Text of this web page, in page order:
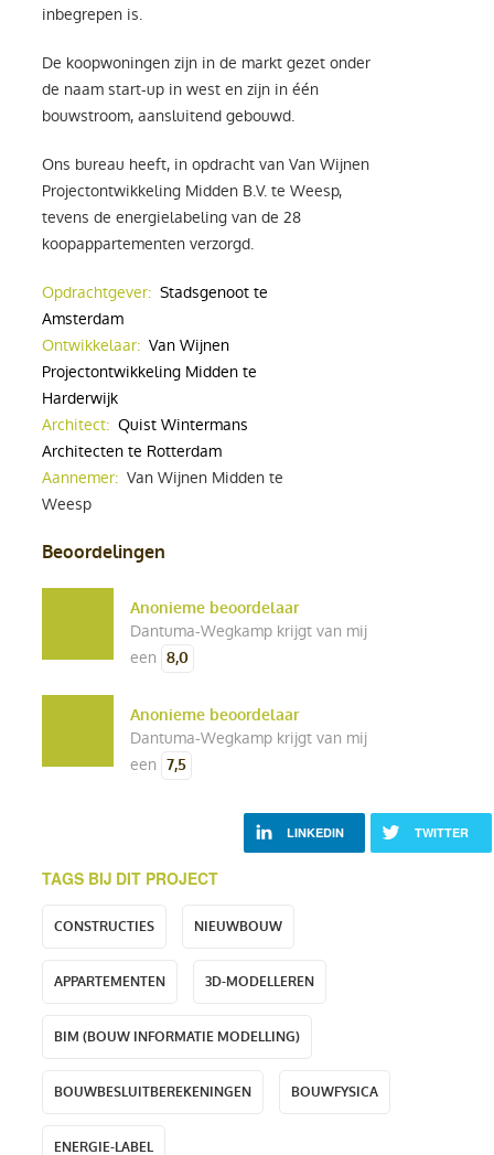
inbegrepen is.
De koopwoningen zijn in de markt gezet onder
de naam start-up in west en zijn in één
bouwstroom, aansluitend gebouwd.
Ons bureau heeft, in opdracht van Van Wijnen
Projectontwikkeling Midden B.V. te Weesp,
tevens de energielabeling van de 28
koopappartementen verzorgd.
Opdrachtgever: Stadsgenoot te
Amsterdam
Ontwikkelaar: Van Wijnen
Projectontwikkeling Midden te
Harderwijk
Architect: Quist Wintermans
Architecten te Rotterdam
Aannemer: Van Wijnen Midden te
Weesp
Beoordelingen
Anonieme beoordelaar
Dantuma-Wegkamp krijgt van mij
een 8,0
Anonieme beoordelaar
Dantuma-Wegkamp krijgt van mij
een 7,5
LINKEDIN TWITTER
TAGS BIJ DIT PROJECT
CONSTRUCTIES NIEUWBOUW
APPARTEMENTEN 3D-MODELLEREN
BIM (BOUW INFORMATIE MODELLING)
BOUWBESLUITBEREKENINGEN BOUWFYSICA
ENERGIE-LABEL